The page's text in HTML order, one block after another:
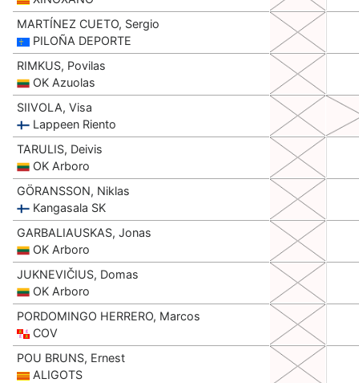
MARTÍNEZ CUETO, Sergio
PILOÑA DEPORTE
RIMKUS, Povilas
OK Azuolas
SIIVOLA, Visa
Lappeen Riento
TARULIS, Deivis
OK Arboro
GÖRANSSON, Niklas
Kangasala SK
GARBALIAUSKAS, Jonas
OK Arboro
JUKNEVIČIUS, Domas
OK Arboro
PORDOMINGO HERRERO, Marcos
COV
POU BRUNS, Ernest
ALIGOTS